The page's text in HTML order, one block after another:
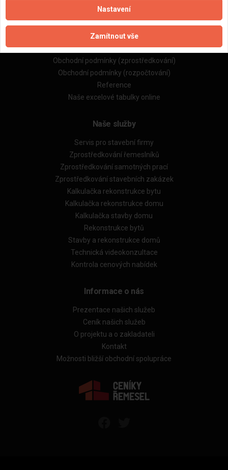
Důležité informace
Naše firmy a řemeslníci
Zpracování a ochrana osobních údajů
Zásady pro používání souborů cookie
Obchodní podmínky (zprostředkování)
Obchodní podmínky (rozpočtování)
Reference
Naše excelové tabulky online
Naše služby
Servis pro stavební firmy
Zprostředkování řemeslníků
Zprostředkování samotných prací
Zprostředkování stavebních zakázek
Kalkulačka rekonstrukce bytu
Kalkulačka rekonstrukce domu
Kalkulačka stavby domu
Rekonstrukce bytů
Stavby a rekonstrukce domů
Technická videokonzultace
Kontrola cenových nabídek
Informace o nás
Prezentace našich služeb
Ceník našich služeb
O projektu a o zakladateli
Kontakt
Možnosti bližší obchodní spolupráce
Nastavení
Zamítnout vše